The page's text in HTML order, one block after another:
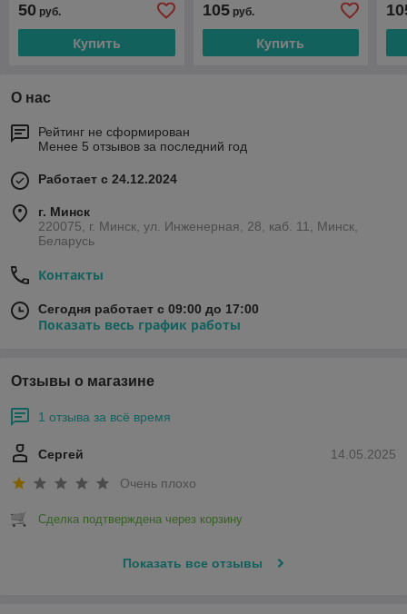
50 руб.
Купить
105руб.
Купить
О нас
Рейтинг не сформирован
Менее 5 отзывов за последний год
Работает с 24.12.2024
г. Минск
220075, г. Минск, ул. Инженерная, 28, каб. 11, Минск,
Беларусь
Контакты
Сегодня работает с 09:00 до 17:00
Показать весь график работы
Отзывы о магазине
1 отзыва за всё время
14.05.2025
Сергей
Очень плохо
Сделка подтверждена через корзину
Показать все отзывы